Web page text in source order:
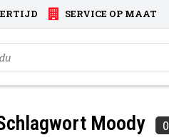
SERVICE OP MAAT
Moody 0